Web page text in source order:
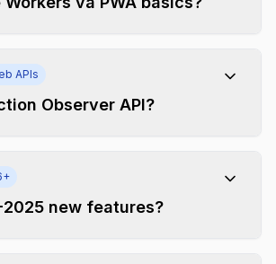
APIs
Observer API?
2025 new features?